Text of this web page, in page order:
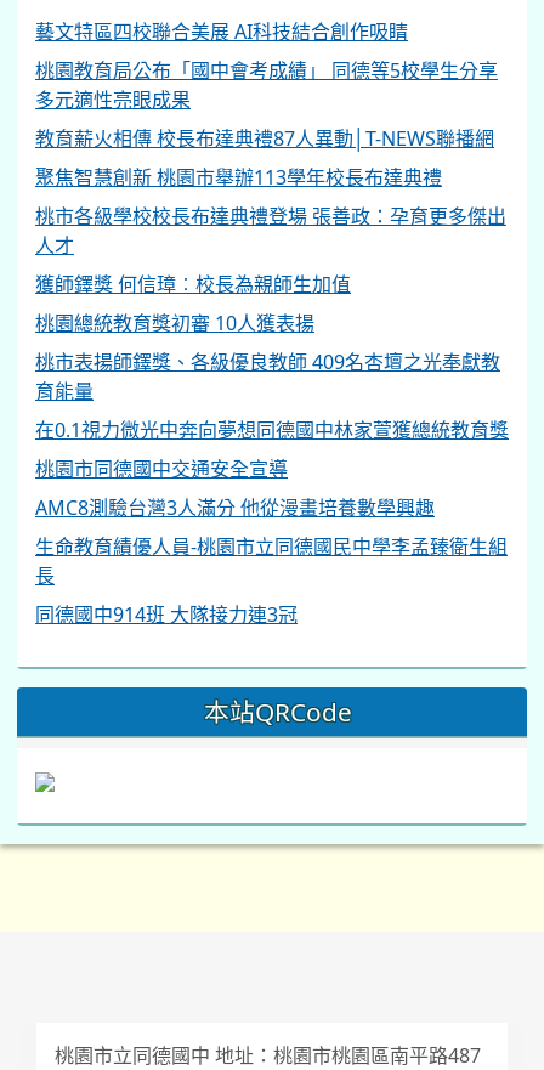
藝文特區四校聯合美展 AI科技結合創作吸睛
桃園教育局公布「國中會考成績」 同德等5校學生分享
多元適性亮眼成果
教育薪火相傳 校長布達典禮87人異動│T-NEWS聯播網
聚焦智慧創新 桃園市舉辦113學年校長布達典禮
桃市各級學校校長布達典禮登場 張善政：孕育更多傑出
人才
獲師鐸獎 何信璋︰校長為親師生加值
桃園總統教育獎初審 10人獲表揚
桃市表揚師鐸獎、各級優良教師 409名杏壇之光奉獻教
育能量
在0.1視力微光中奔向夢想同德國中林家萱獲總統教育獎
桃園市同德國中交通安全宣導
AMC8測驗台灣3人滿分 他從漫畫培養數學興趣
生命教育績優人員-桃園市立同德國民中學李孟臻衛生組
長
同德國中914班 大隊接力連3冠
本站QRCode
桃園市立同德國中 地址：桃園市桃園區南平路487